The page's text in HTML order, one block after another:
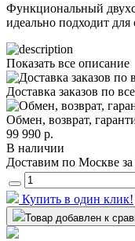
Функциональный
идеально подходит
Показать все описание
Доставка заказов по
Обмен, возврат,
99 990 р.
В наличии
Доставим по Москве за
Купить в один клик!
Товар добавлен к